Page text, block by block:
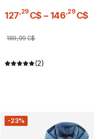
127,29 C$ – 146,29 C$
189,99C$
(2)
-23%